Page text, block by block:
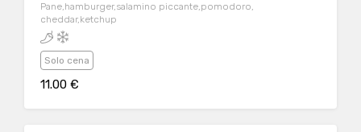
Pane,hamburger,salamino piccante,pomodoro,
cheddar,ketchup
Solo cena
11.00 €